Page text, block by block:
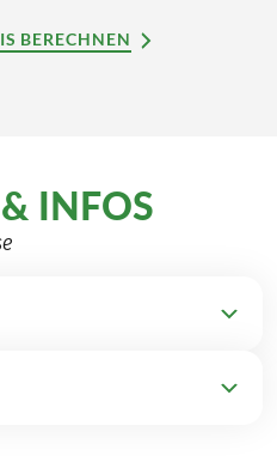
BERECHNEN
INFOS